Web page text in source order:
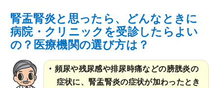
腎盂腎炎と思ったら、どんなときに
病院・クリニックを受診したらよい
の？医療機関の選び方は？
頻尿や残尿感や排尿時痛などの膀胱炎の
症状に、腎盂腎炎の症状が加わったとき